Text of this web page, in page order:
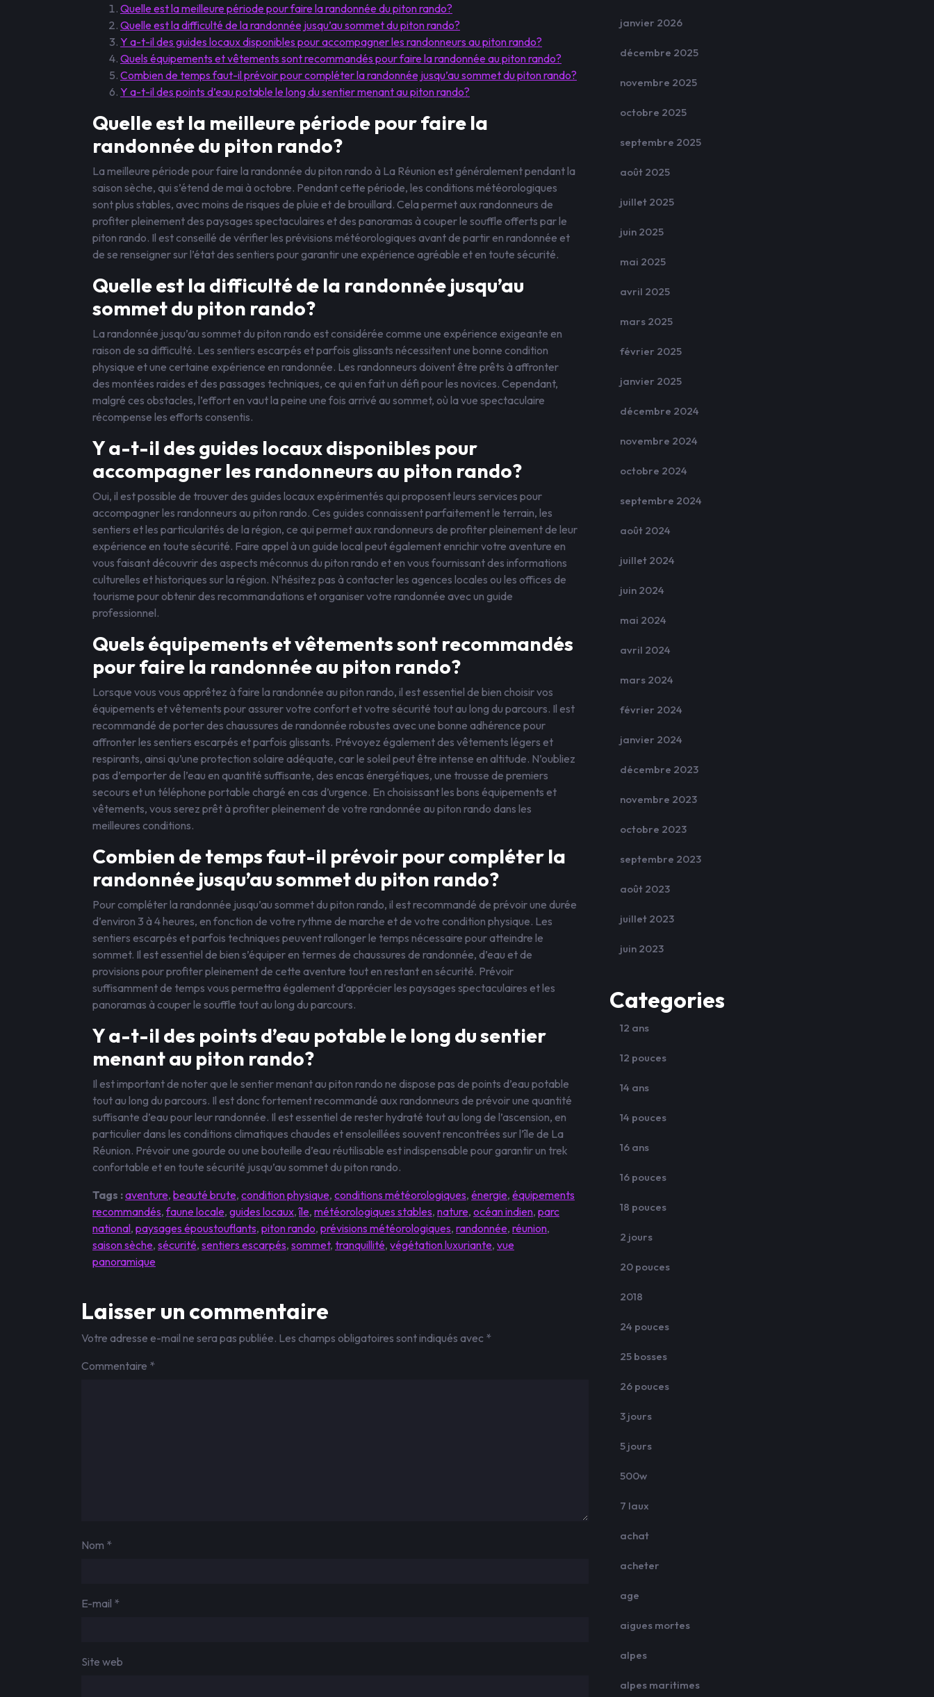
Quelle est la meilleure période pour faire la randonnée du piton rando?
Quelle est la difficulté de la randonnée jusqu’au sommet du piton rando?
Y a-t-il des guides locaux disponibles pour accompagner les randonneurs au piton rando?
Quels équipements et vêtements sont recommandés pour faire la randonnée au piton rando?
Combien de temps faut-il prévoir pour compléter la randonnée jusqu’au sommet du piton rando?
Y a-t-il des points d’eau potable le long du sentier menant au piton rando?
Quelle est la meilleure période pour faire la
randonnée du piton rando?
La meilleure période pour faire la randonnée du piton rando à La Réunion est généralement pendant la
saison sèche, qui s’étend de mai à octobre. Pendant cette période, les conditions météorologiques
sont plus stables, avec moins de risques de pluie et de brouillard. Cela permet aux randonneurs de
profiter pleinement des paysages spectaculaires et des panoramas à couper le souffle offerts par le
piton rando. Il est conseillé de vérifier les prévisions météorologiques avant de partir en randonnée et
de se renseigner sur l’état des sentiers pour garantir une expérience agréable et en toute sécurité.
Quelle est la difficulté de la randonnée jusqu’au
sommet du piton rando?
La randonnée jusqu’au sommet du piton rando est considérée comme une expérience exigeante en
raison de sa difficulté. Les sentiers escarpés et parfois glissants nécessitent une bonne condition
physique et une certaine expérience en randonnée. Les randonneurs doivent être prêts à affronter
des montées raides et des passages techniques, ce qui en fait un défi pour les novices. Cependant,
malgré ces obstacles, l’effort en vaut la peine une fois arrivé au sommet, où la vue spectaculaire
récompense les efforts consentis.
Y a-t-il des guides locaux disponibles pour
accompagner les randonneurs au piton rando?
Oui, il est possible de trouver des guides locaux expérimentés qui proposent leurs services pour
accompagner les randonneurs au piton rando. Ces guides connaissent parfaitement le terrain, les
sentiers et les particularités de la région, ce qui permet aux randonneurs de profiter pleinement de leur
expérience en toute sécurité. Faire appel à un guide local peut également enrichir votre aventure en
vous faisant découvrir des aspects méconnus du piton rando et en vous fournissant des informations
culturelles et historiques sur la région. N’hésitez pas à contacter les agences locales ou les offices de
tourisme pour obtenir des recommandations et organiser votre randonnée avec un guide
professionnel.
Quels équipements et vêtements sont recommandés
pour faire la randonnée au piton rando?
Lorsque vous vous apprêtez à faire la randonnée au piton rando, il est essentiel de bien choisir vos
équipements et vêtements pour assurer votre confort et votre sécurité tout au long du parcours. Il est
recommandé de porter des chaussures de randonnée robustes avec une bonne adhérence pour
affronter les sentiers escarpés et parfois glissants. Prévoyez également des vêtements légers et
respirants, ainsi qu’une protection solaire adéquate, car le soleil peut être intense en altitude. N’oubliez
pas d’emporter de l’eau en quantité suffisante, des encas énergétiques, une trousse de premiers
secours et un téléphone portable chargé en cas d’urgence. En choisissant les bons équipements et
vêtements, vous serez prêt à profiter pleinement de votre randonnée au piton rando dans les
meilleures conditions.
Combien de temps faut-il prévoir pour compléter la
randonnée jusqu’au sommet du piton rando?
Pour compléter la randonnée jusqu’au sommet du piton rando, il est recommandé de prévoir une durée
d’environ 3 à 4 heures, en fonction de votre rythme de marche et de votre condition physique. Les
sentiers escarpés et parfois techniques peuvent rallonger le temps nécessaire pour atteindre le
sommet. Il est essentiel de bien s’équiper en termes de chaussures de randonnée, d’eau et de
provisions pour profiter pleinement de cette aventure tout en restant en sécurité. Prévoir
suffisamment de temps vous permettra également d’apprécier les paysages spectaculaires et les
panoramas à couper le souffle tout au long du parcours.
Y a-t-il des points d’eau potable le long du sentier
menant au piton rando?
Il est important de noter que le sentier menant au piton rando ne dispose pas de points d’eau potable
tout au long du parcours. Il est donc fortement recommandé aux randonneurs de prévoir une quantité
suffisante d’eau pour leur randonnée. Il est essentiel de rester hydraté tout au long de l’ascension, en
particulier dans les conditions climatiques chaudes et ensoleillées souvent rencontrées sur l’île de La
Réunion. Prévoir une gourde ou une bouteille d’eau réutilisable est indispensable pour garantir un trek
confortable et en toute sécurité jusqu’au sommet du piton rando.
Tags :aventure, beauté brute, condition physique, conditions météorologiques, énergie, équipements
recommandés,faune locale, guides locaux,île, météorologiques stables, nature, océan indien, parc
national, paysages époustouflants, piton rando, prévisions météorologiques, randonnée, réunion,
saison sèche, sécurité, sentiers escarpés, sommet, tranquillité, végétation luxuriante, vue
panoramique
Laisser un commentaire
Votre adresse e-mail ne sera pas publiée. Les champs obligatoires sont indiqués avec *
Commentaire *
Nom *
E-mail *
Site web
janvier 2026
décembre 2025
novembre 2025
octobre 2025
septembre 2025
août 2025
juillet 2025
juin 2025
mai 2025
avril 2025
mars 2025
février 2025
janvier 2025
décembre 2024
novembre 2024
octobre 2024
septembre 2024
août 2024
juillet 2024
juin 2024
mai 2024
avril 2024
mars 2024
février 2024
janvier 2024
décembre 2023
novembre 2023
octobre 2023
septembre 2023
août 2023
juillet 2023
juin 2023
Categories
12 ans
12 pouces
14 ans
14 pouces
16 ans
16 pouces
18 pouces
2 jours
20 pouces
2018
24 pouces
25 bosses
26 pouces
3 jours
5 jours
500w
7 laux
achat
acheter
age
aigues mortes
alpes
alpes maritimes